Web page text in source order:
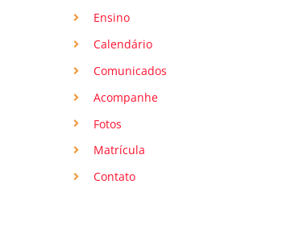
Ensino
Calendário
Comunicados
Acompanhe
Fotos
Matrícula
Contato